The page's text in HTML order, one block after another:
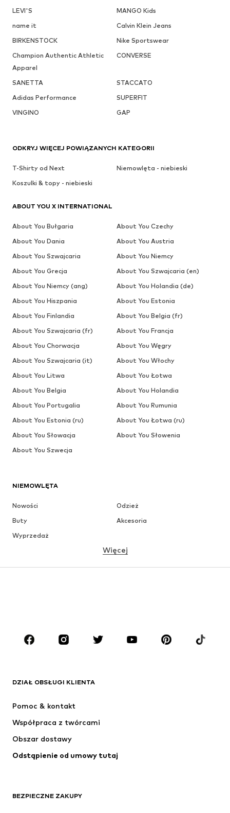
LEVI'S
MANGO Kids
name it
Calvin Klein Jeans
BIRKENSTOCK
Nike Sportswear
Champion Authentic Athletic
Apparel
CONVERSE
SANETTA
STACCATO
Adidas Performance
SUPERFIT
VINGINO
GAP
NIEMOWLĘTA
Nowości
Odzież
Buty
Akcesoria
Wyprzedaż
MARKI
Next
ADIDAS PERFORMANCE
Więcej
DZIAŁ OBSŁUGI KLIENTA
Pomoc & kontakt
Współpraca z twórcami
Obszar dostawy
Odstąpienie od umowy tutaj
BEZPIECZNE ZAKUPY
ODKRYJ WIĘCEJ POWIĄZANYCH KATEGORII
T-Shirty od Next
Niemowlęta - niebieski
Koszulki & topy - niebieski
ABOUT YOU X INTERNATIONAL
About You Bułgaria
About You Czechy
About You Dania
About You Austria
About You Szwajcaria
About You Niemcy
About You Grecja
About You Szwajcaria (en)
About You Niemcy (ang)
About You Holandia (de)
About You Hiszpania
About You Estonia
About You Finlandia
About You Belgia (fr)
About You Szwajcaria (fr)
About You Francja
About You Chorwacja
About You Węgry
About You Szwajcaria (it)
About You Włochy
About You Litwa
About You Łotwa
About You Belgia
About You Holandia
About You Portugalia
About You Rumunia
About You Estonia (ru)
About You Łotwa (ru)
About You Słowacja
About You Słowenia
About You Szwecja